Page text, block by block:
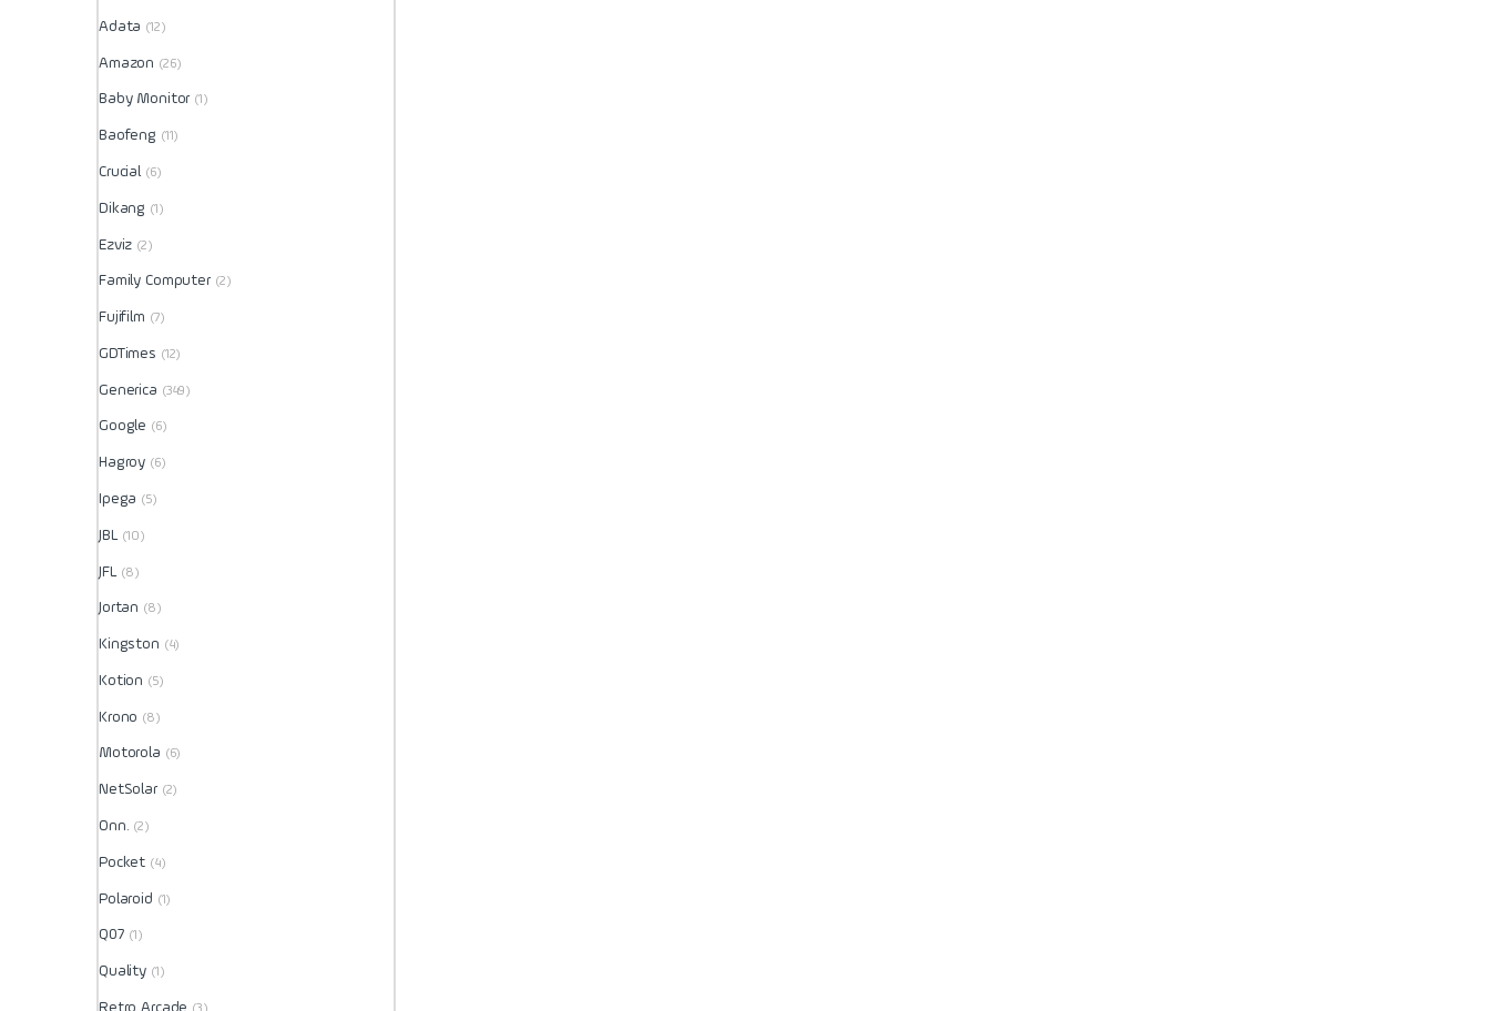
Adata (12)
Amazon (26)
Baby Monitor (1)
Baofeng (11)
Crucial (6)
Dikang (1)
Ezviz (2)
Family Computer (2)
Fujifilm (7)
GDTimes (12)
Generica (349)
Google (6)
Hagroy (6)
Ipega (5)
JBL (10)
JFL (8)
Jortan (8)
Kingston (4)
Kotion (5)
Krono (8)
Motorola (6)
NetSolar (2)
Onn. (2)
Pocket (4)
Polaroid (1)
Q07 (1)
Quality (1)
Retro Arcade